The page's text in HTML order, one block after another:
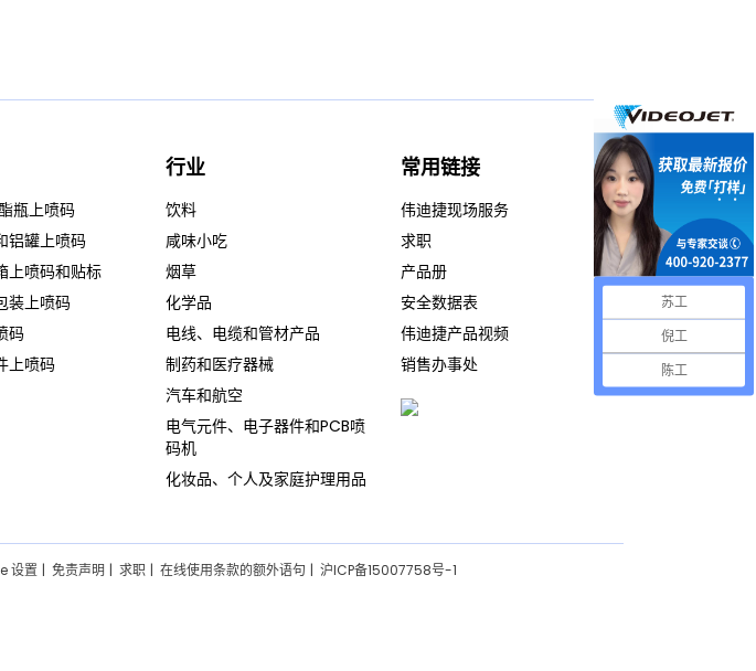
瓶上喷码
铝罐上喷码
上喷码和贴标
装上喷码
码
上喷码
行业
饮料
咸味小吃
烟草
化学品
电线、电缆和管材产品
制药和医疗器械
汽车和航空
电气元件、电子器件和PCB喷
码机
化妆品、个人及家庭护理用品
常用链接
伟迪捷现场服务
求职
产品册
安全数据表
伟迪捷产品视频
销售办事处
设置 免责声明 求职 在线使用条款的额外语句 沪ICP备15007758号-1
苏工
倪工
陈工